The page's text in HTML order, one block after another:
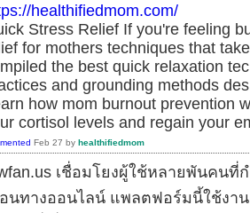
healthifiedmom.com/
Stress Relief If you're feeling
for mothers techniques that
the best quick relaxation
and grounding methods
how mom burnout prevention
cortisol levels and regain your
Feb 27 by healthifiedmom
เชื่อมโยงผู้ใช้หลายพันคนที่
นทางออนไลน์ แพลตฟอร์มนี้ใช้งา